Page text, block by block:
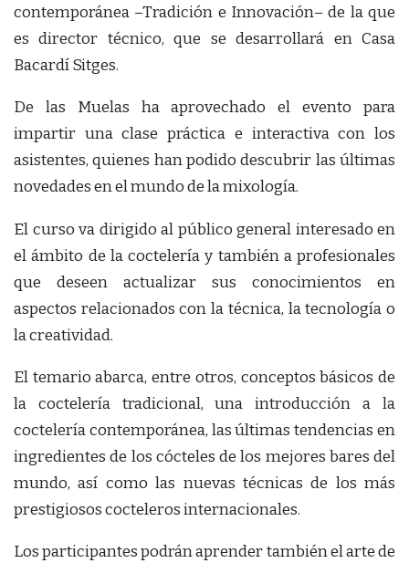
contemporánea –Tradición e Innovación– de la que
es director técnico, que se desarrollará en Casa
Bacardí Sitges.
De las Muelas ha aprovechado el evento para
impartir una clase práctica e interactiva con los
asistentes, quienes han podido descubrir las últimas
novedades en el mundo de la mixología.
El curso va dirigido al público general interesado en
el ámbito de la coctelería y también a profesionales
que deseen actualizar sus conocimientos en
aspectos relacionados con la técnica, la tecnología o
la creatividad.
El temario abarca, entre otros, conceptos básicos de
la coctelería tradicional, una introducción a la
coctelería contemporánea, las últimas tendencias en
ingredientes de los cócteles de los mejores bares del
mundo, así como las nuevas técnicas de los más
prestigiosos cocteleros internacionales.
Los participantes podrán aprender también el arte de